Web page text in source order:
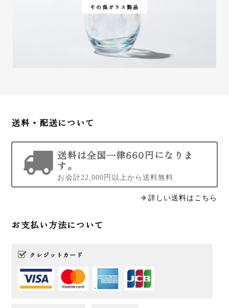
その他ガラス製品
送料・配送について
送料は全国一律660円になりま
す。
お会計22,000円以上から送料無料
詳しい送料はこちら
お支払い方法について
クレジットカード